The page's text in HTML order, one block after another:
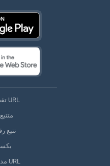
تقصير عنوان URL
تتبع
مدقق عناوين URL